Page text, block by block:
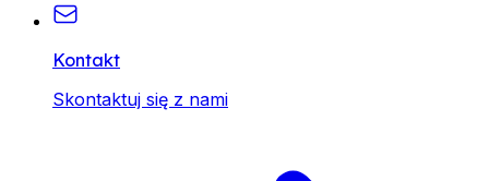
Kontakt
Skontaktuj się z nami